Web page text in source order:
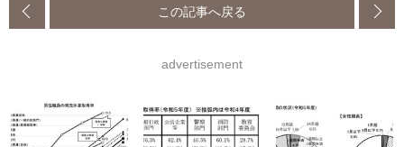
この記事へ戻る
advertisement